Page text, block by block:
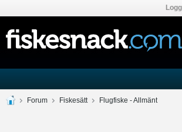
Forum Fiskesätt Flugfiske - Allmänt